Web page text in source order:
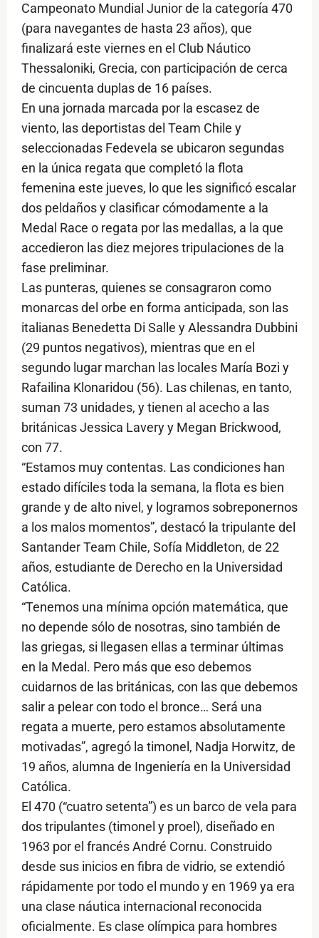
Campeonato Mundial Junior de la categoría 470
(para navegantes de hasta 23 años), que
finalizará este viernes en el Club Náutico
Thessaloniki, Grecia, con participación de cerca
de cincuenta duplas de 16 países.
En una jornada marcada por la escasez de
viento, las deportistas del Team Chile y
seleccionadas Fedevela se ubicaron segundas
en la única regata que completó la flota
femenina este jueves, lo que les significó escalar
dos peldaños y clasificar cómodamente a la
Medal Race o regata por las medallas, a la que
accedieron las diez mejores tripulaciones de la
fase preliminar.
Las punteras, quienes se consagraron como
monarcas del orbe en forma anticipada, son las
italianas Benedetta Di Salle y Alessandra Dubbini
(29 puntos negativos), mientras que en el
segundo lugar marchan las locales María Bozi y
Rafailina Klonaridou (56). Las chilenas, en tanto,
suman 73 unidades, y tienen al acecho a las
británicas Jessica Lavery y Megan Brickwood,
con 77.
“Estamos muy contentas. Las condiciones han
estado difíciles toda la semana, la flota es bien
grande y de alto nivel, y logramos sobreponernos
a los malos momentos”, destacó la tripulante del
Santander Team Chile, Sofía Middleton, de 22
años, estudiante de Derecho en la Universidad
Católica.
“Tenemos una mínima opción matemática, que
no depende sólo de nosotras, sino también de
las griegas, si llegasen ellas a terminar últimas
en la Medal. Pero más que eso debemos
cuidarnos de las británicas, con las que debemos
salir a pelear con todo el bronce… Será una
regata a muerte, pero estamos absolutamente
motivadas”, agregó la timonel, Nadja Horwitz, de
19 años, alumna de Ingeniería en la Universidad
Católica.
El 470 (“cuatro setenta”) es un barco de vela para
dos tripulantes (timonel y proel), diseñado en
1963 por el francés André Cornu. Construido
desde sus inicios en fibra de vidrio, se extendió
rápidamente por todo el mundo y en 1969 ya era
una clase náutica internacional reconocida
oficialmente. Es clase olímpica para hombres